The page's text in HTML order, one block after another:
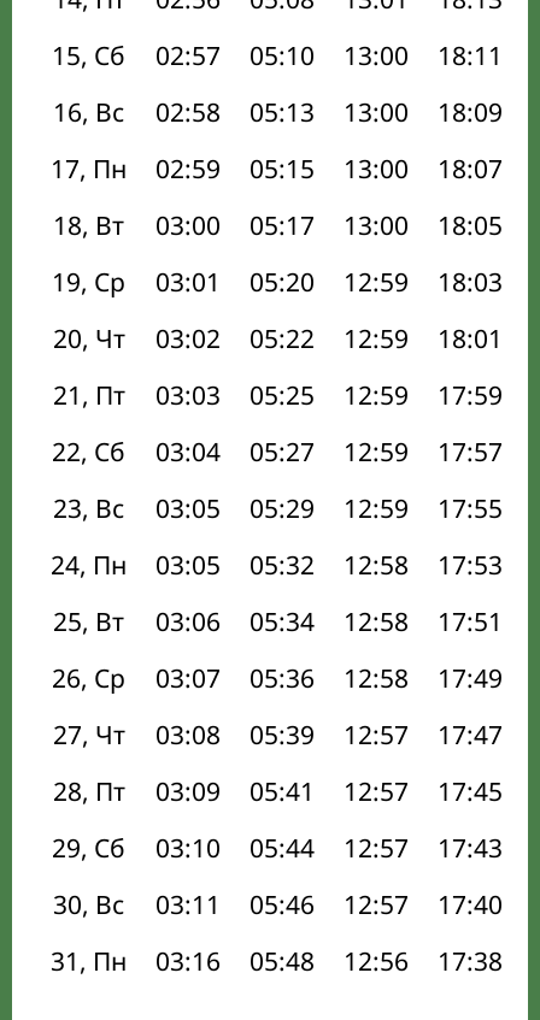
15, Сб
02:57 05:10 13:00 18:11
16, Вс
02:58 05:13 13:00 18:09
17, Пн
02:59 05:15 13:00 18:07
18, Вт
03:00 05:17 13:00 18:05
19, Ср
03:01 05:20 12:59 18:03
20, Чт
03:02 05:22 12:59 18:01
21, Пт
03:03 05:25 12:59 17:59
22, Сб
03:04 05:27 12:59 17:57
23, Вс
03:05 05:29 12:59 17:55
24, Пн
03:05 05:32 12:58 17:53
25, Вт
03:06 05:34 12:58 17:51
26, Ср
03:07 05:36 12:58 17:49
27, Чт
03:08 05:39 12:57 17:47
28, Пт
03:09 05:41 12:57 17:45
29, Сб
03:10 05:44 12:57 17:43
30, Вс
03:11 05:46 12:57 17:40
31, Пн
03:16 05:48 12:56 17:38